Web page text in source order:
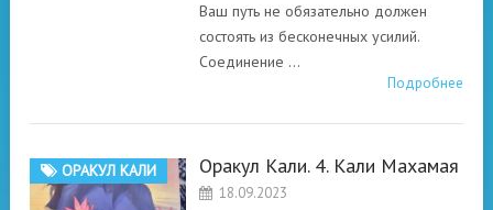
Ваш путь не обязательно должен
состоять из бесконечных усилий.
Соединение …
Подробнее
ОРАКУЛ КАЛИ Оракул Кали. 4. Кали Махамая
18.09.2023